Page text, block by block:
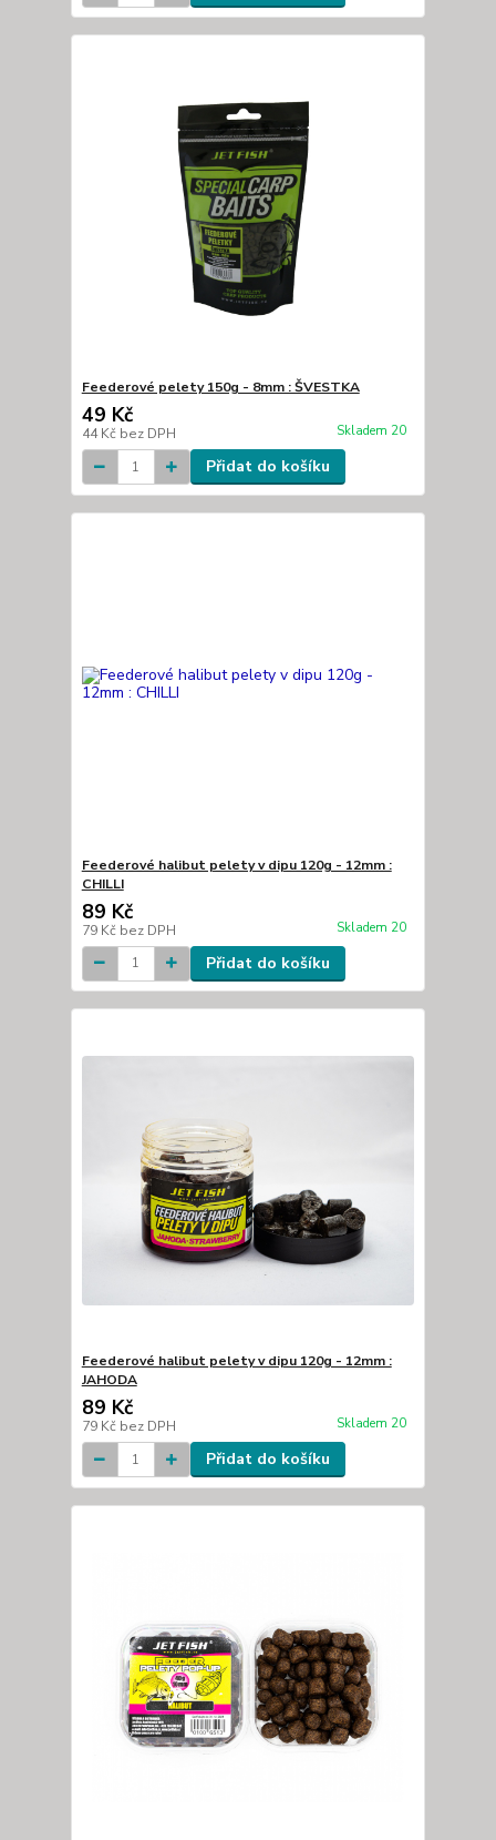
Feederové pelety 150g - 8mm : ŠVESTKA
49 Kč
44 Kč bez DPH Skladem 20
Přidat do košíku
Feederové halibut pelety v dipu 120g - 12mm :
CHILLI
89 Kč
79 Kč bez DPH Skladem 20
Přidat do košíku
Feederové halibut pelety v dipu 120g - 12mm :
JAHODA
89 Kč
79 Kč bez DPH Skladem 20
Přidat do košíku